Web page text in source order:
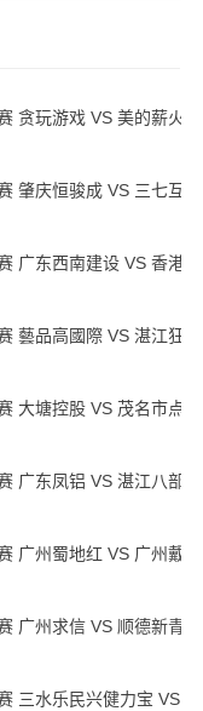
贪玩游戏 VS 美的薪火
肇庆恒骏成 VS 三七互娱
广东西南建设 VS 香港圣
藝品高國際 VS 湛江狂狼
大塘控股 VS 茂名市点都
广东凤铝 VS 湛江八部科
广州蜀地红 VS 广州戴拿
广州求信 VS 顺德新青年
三水乐民兴健力宝 VS 中